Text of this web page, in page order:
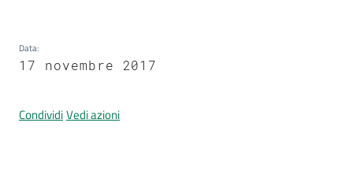
appuntamenti
l
l
Data:
17 novembre 2017
CondividiVedi azioni